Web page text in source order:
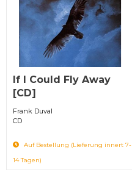
If I Could Fly Away
[CD]
Frank Duval
CD
Auf Bestellung (Lieferung innert 7-
14 Tagen)